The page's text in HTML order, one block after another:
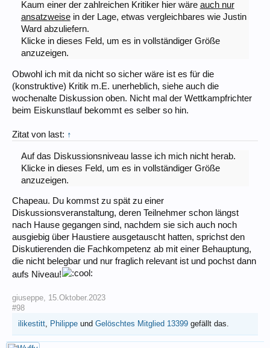
Kaum einer der zahlreichen Kritiker hier wäre auch nur
ansatzweisein der Lage, etwas vergleichbares wie Justin
Ward abzuliefern.
Klicke in dieses Feld, um es in vollständiger Größe
anzuzeigen.
Obwohl ich mit da nicht so sicher wäre ist es für die
(konstruktive) Kritik m.E. unerheblich, siehe auch die
wochenalte Diskussion oben. Nicht mal der Wettkampfrichter
beim Eiskunstlauf bekommt es selber so hin.
Zitat von last: ↑
Auf das Diskussionsniveau lasse ich mich nicht herab.
Klicke in dieses Feld, um es in vollständiger Größe
anzuzeigen.
Chapeau. Du kommst zu spät zu einer
Diskussionsveranstaltung, deren Teilnehmer schon längst
nach Hause gegangen sind, nachdem sie sich auch noch
ausgiebig über Haustiere ausgetauscht hatten, sprichst den
Diskutierenden die Fachkompetenz ab mit einer Behauptung,
die nicht belegbar und nur fraglich relevant ist und pochst dann
aufs Niveau!
giuseppe, 15.Oktober.2023
#98
ilikestitt, Philippe und Gelöschtes Mitglied 13399 gefällt das.